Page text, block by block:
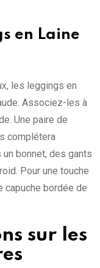
en Laine
les leggings en
Associez-les à
Une paire de
complétera
bonnet, des gants
Pour une touche
capuche bordée de
sur les